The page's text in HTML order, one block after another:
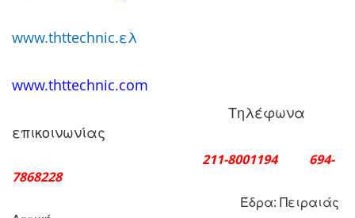
www.thttechnic.ελ
www.thttechnic.com
Τηλέφωνα
επικοινωνίας
211-8001194 694-
7868228
Έδρα: Πειραιάς